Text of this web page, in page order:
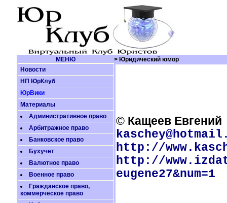
МЕНЮ
> Юридический юмор
Новости
НП ЮрКлуб
ЮрВики
Материалы
Административное право
Арбитражное право
Банковское право
Бухучет
Валютное право
Военное право
Гражданское право,
коммерческое право
© Кащеев Евгений
http://
http://
eugene27&num=1